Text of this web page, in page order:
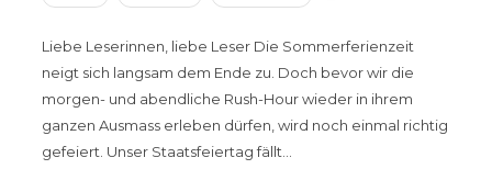
Liebe Leserinnen, liebe Leser Die Sommerferienzeit
neigt sich langsam dem Ende zu. Doch bevor wir die
morgen- und abendliche Rush-Hour wieder in ihrem
ganzen Ausmass erleben dürfen, wird noch einmal richtig
gefeiert. Unser Staatsfeiertag fällt…